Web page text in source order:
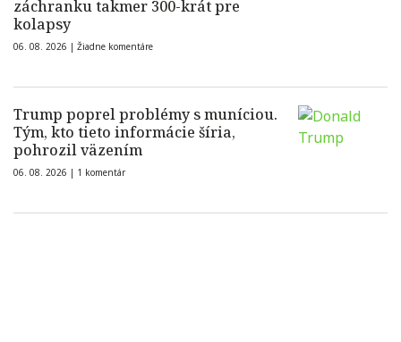
záchranku takmer 300-krát pre
kolapsy
06. 08. 2026 | Žiadne komentáre
Trump poprel problémy s muníciou.
Tým, kto tieto informácie šíria,
pohrozil väzením
06. 08. 2026 | 1 komentár